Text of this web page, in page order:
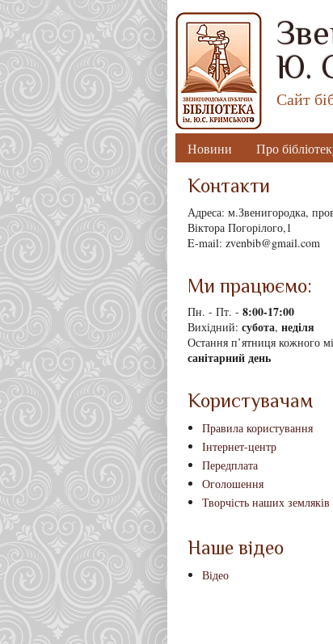
Ю.
Сайт
Новини Про
Контакти
Адреса: м.Звенигородка,
Віктора Погорілого,1
E-mail: zvenbib@gmail.com
Ми працюємо:
Пн. - Пт. - 8:00-17:00
Вихідний: субота, неділя
Остання п’ятниця кожного
санітарний день
Користувачам
Правила користування
Інтернет-центр
Передплата
Оголошення
Творчість наших земляків
Наше відео
Відео